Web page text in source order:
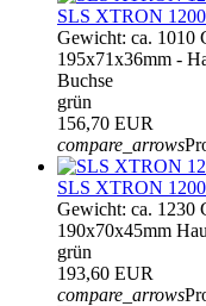
SLS XTRON
Gewicht: ca. 1010
195x71x36mm -
Buchse
grün
156,70 EUR
compare_arrows
SLS XTRON
Gewicht: ca. 1230
190x70x45mm
grün
193,60 EUR
compare_arrows